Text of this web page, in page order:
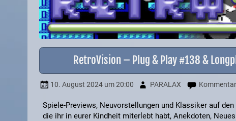
RetroVision – Plug & Play #138 &
10. August 2024um 20:00 PARALAX
Spiele-Previews, Neuvorstellungen und Klassiker auf
die ihr in eurer Kindheit miterlebt habt, Anekdoten,